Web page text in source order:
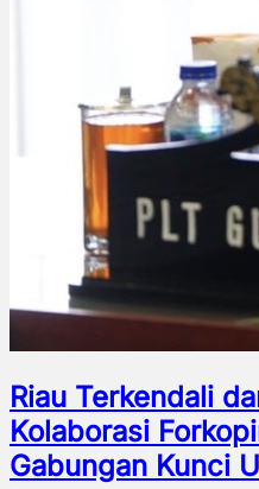
Riau Terkendali
Kolaborasi
Gabungan Kunci